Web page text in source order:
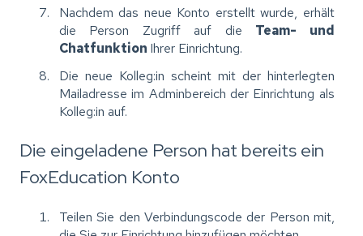
Nachdem das neue Konto erstellt wurde, erhält
die Person Zugriff auf die Team- und
Chatfunktion Ihrer Einrichtung.
Die neue Kolleg:in scheint mit der hinterlegten
Mailadresse im Adminbereich der Einrichtung als
Kolleg:in auf.
Die eingeladene Person hat bereits ein
FoxEducation Konto
Teilen Sie den Verbindungscode der Person mit,